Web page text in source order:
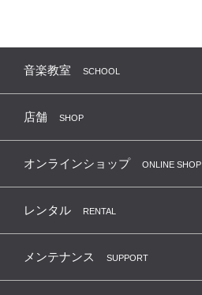
音楽教室 SCHOOL
店舗 SHOP
オンラインショップ ONLINE SHOP
レンタル RENTAL
メンテナンス SUPPORT